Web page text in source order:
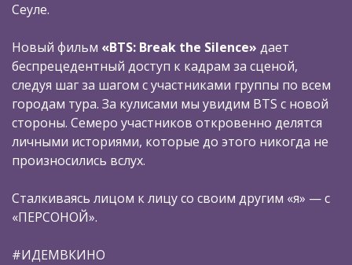
Сеуле.
Новый фильм «BTS: Break the Silence» дает
беспрецедентный доступ к кадрам за сценой,
следуя шаг за шагом с участниками группы по всем
городам тура. За кулисами мы увидим BTS c новой
стороны. Семеро участников откровенно делятся
личными историями, которые до этого никогда не
произносились вслух.
Сталкиваясь лицом к лицу со своим другим «я» — с
«ПЕРСОНОЙ».
#ИДЕМВКИНО